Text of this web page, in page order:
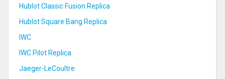
Hublot Classic Fusion Replica
Hublot Square Bang Replica
IWC
IWC Pilot Replica
Jaeger-LeCoultre